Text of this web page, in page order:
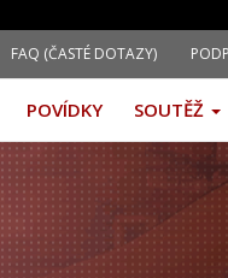
FAQ (ČASTÉ DOTAZY)
POVÍDKY SOUTĚŽ